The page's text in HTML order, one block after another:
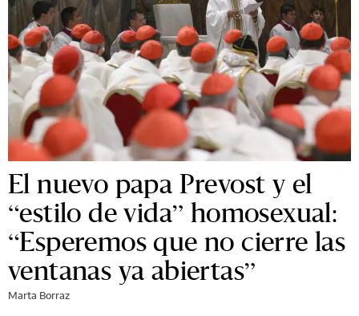
El nuevo papa Prevost y el
“estilo de vida” homosexual:
“Esperemos que no cierre las
ventanas ya abiertas”
Marta Borraz